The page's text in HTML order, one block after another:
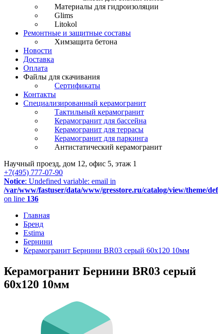
Материалы для гидроизоляции
Glims
Litokol
Ремонтные и защитные составы
Химзащита бетона
Новости
Доставка
Оплата
Файлы для скачивания
Сертификаты
Контакты
Специализированный керамогранит
Тактильный керамогранит
Керамогранит для бассейна
Керамогранит для террасы
Керамогранит для паркинга
Антистатический керамогранит
Научный проезд, дом 12, офис 5, этаж 1
+7(495) 777-07-90
Notice: Undefined variable: email in
/var/www/fastuser/data/www/gresstore.ru/catalog/view/theme/
on line 136
Главная
Бренд
Estima
Бернини
Керамогранит Бернини BR03 серый 60x120 10мм
Керамогранит Бернини BR03 серый
60x120 10мм